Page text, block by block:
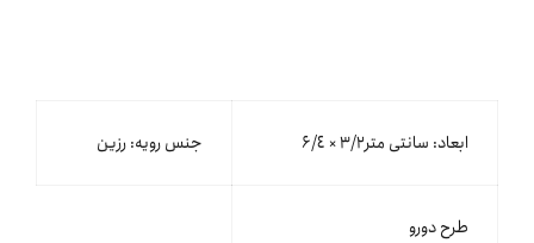
ابعاد: سانتی متر۳/۲ × ۶/٤ جنس رویه: رزین
طرح دورو